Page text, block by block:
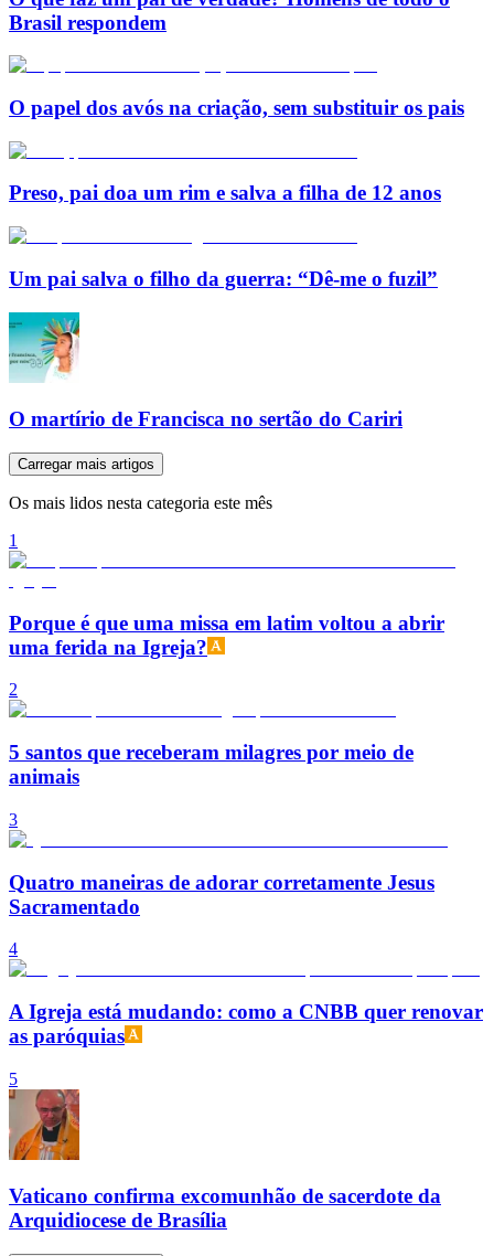
Brasil respondem
O papel dos avós na criação, sem substituir os pais
Preso, pai doa um rim e salva a filha de 12 anos
Um pai salva o filho da guerra: “Dê-me o fuzil”
O martírio de Francisca no sertão do Cariri
Carregar mais artigos
Os mais lidos nesta categoria este mês
1
Porque é que uma missa em latim voltou a abrir
uma ferida na Igreja?
2
5 santos que receberam milagres por meio de
animais
3
Quatro maneiras de adorar corretamente Jesus
Sacramentado
4
A Igreja está mudando: como a CNBB quer renovar
as paróquias
5
Vaticano confirma excomunhão de sacerdote da
Arquidiocese de Brasília